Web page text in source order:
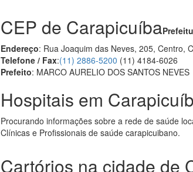
CEP de Carapicuíba
Endereço: Rua Joaquim das Neves, 205, Centro,
Telefone / Fax:(11) 2886-5200 (11) 4184-6026
Prefeito: MARCO AURELIO DOS SANTOS NEVES
Hospitais em
Procurando informações sobre a rede de saúde
Clínicas e Profissionais de saúde carapicuibano.
Cartórios na cidade de